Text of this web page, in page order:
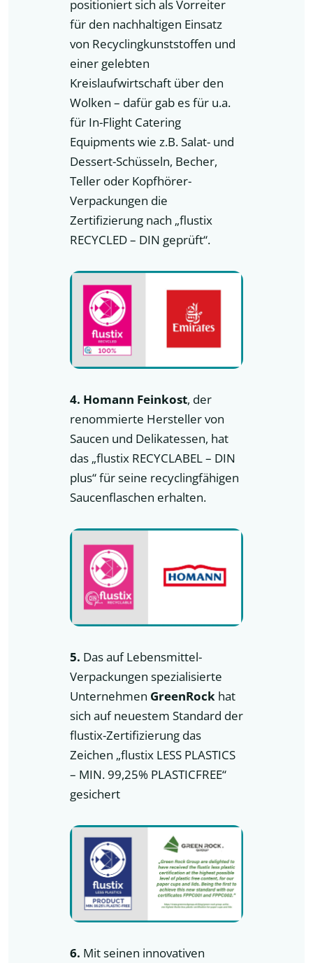
positioniert sich als Vorreiter
für den nachhaltigen Einsatz
von Recyclingkunststoffen und
einer gelebten
Kreislaufwirtschaft über den
Wolken – dafür gab es für u.a.
für In-Flight Catering
Equipments wie z.B. Salat- und
Dessert-Schüsseln, Becher,
Teller oder Kopfhörer-
Verpackungen die
Zertifizierung nach „flustix
RECYCLED – DIN geprüft“.
4. Homann Feinkost, der
renommierte Hersteller von
Saucen und Delikatessen, hat
das „flustix RECYCLABEL – DIN
plus“ für seine recyclingfähigen
Saucenflaschen erhalten.
5. Das auf Lebensmittel-
Verpackungen spezialisierte
Unternehmen GreenRockhat
sich auf neuestem Standard der
flustix-Zertifizierung das
Zeichen „flustix LESS PLASTICS
– MIN. 99,25% PLASTICFREE“
gesichert
6. Mit seinen innovativen